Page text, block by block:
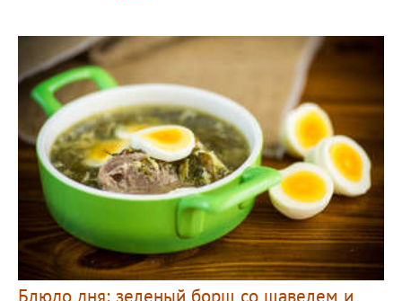
Блюдо дня: зеленый борщ со щавелем и